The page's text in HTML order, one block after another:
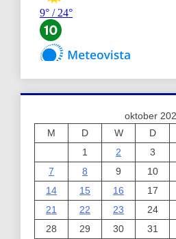
oktober
M
D W D
1
2 3
7
8 9 10
14
15 16 17
21
22 23 24
28
29 30 31